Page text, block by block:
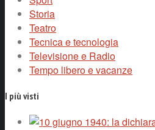
Storia
Teatro
Tecnica e tecnologia
Televisione e Radio
Tempo libero e vacanze
I più visti